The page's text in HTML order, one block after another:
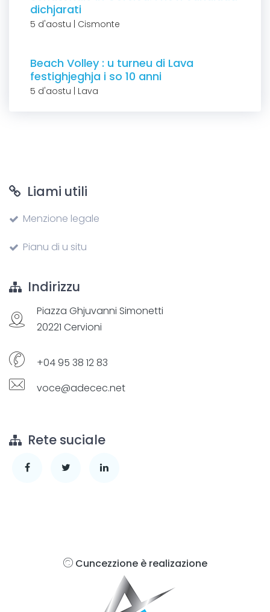
dichjarati
5 d'aostu | Cismonte
Beach Volley : u turneu di Lava
festighjeghja i so 10 anni
5 d'aostu | Lava
Liami utili
Menzione legale
Pianu di u situ
Indirizzu
Piazza Ghjuvanni Simonetti
20221 Cervioni
+04 95 38 12 83
voce@adecec.net
Rete suciale
Cuncezzione è realizazione